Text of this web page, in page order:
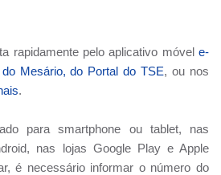
rapidamente pelo aplicativo móvel e-
Mesário, do Portal do TSE, ou nos
.
para smartphone ou tablet, nas
nas lojas Google Play e Apple
é necessário informar o número do